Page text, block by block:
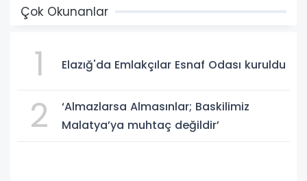
Çok Okunanlar
1 Elazığ'da Emlakçılar Esnaf Odası kuruldu
2
‘Almazlarsa Almasınlar; Baskilimiz
Malatya’ya muhtaç değildir’